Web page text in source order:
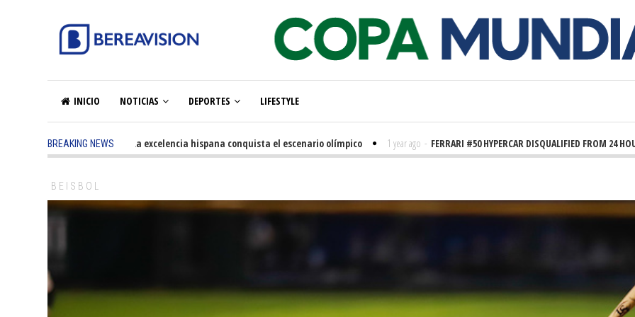
INICIO NOTICIAS DEPORTES LIFESTYLE
BREAKING NEWS
5 months ago - La excelencia hispana conquista el escenario olímpico 1 year ago - FERRARI #50 HYPERCAR DISQUALIFIED FROM 24 HOURS
BEISBOL